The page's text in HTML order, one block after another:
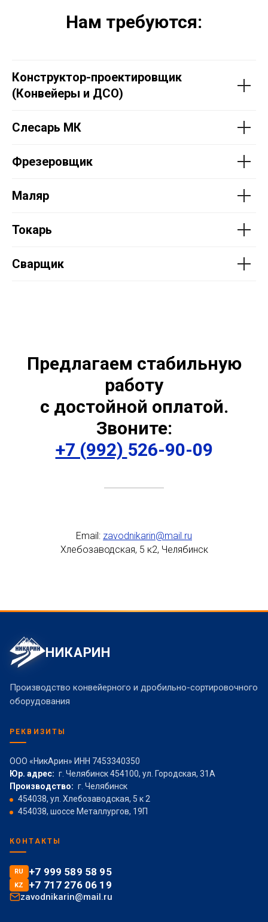
Нам требуются:
Конструктор-проектировщик
(Конвейеры и ДСО)
Слесарь МК
Фрезеровщик
Маляр
Токарь
Сварщик
Предлагаем стабильную
работу
с достойной оплатой.
Звоните:
+7 (992) 526-90-09
Email: zavodnikarin@mail.ru
Хлебозаводская, 5 к2, Челябинск
НИКАРИН
Производство конвейерного и дробильно-сортировочного
оборудования
РЕКВИЗИТЫ
ООО «НикАрин» ИНН 7453340350
Юр. адрес: г. Челябинск 454100, ул. Городская, 31А
Производство: г. Челябинск
454038, ул. Хлебозаводская, 5 к 2
454038, шоссе Металлургов, 19П
КОНТАКТЫ
RU +7 999 589 58 95
KZ +7 717 276 06 19
zavodnikarin@mail.ru